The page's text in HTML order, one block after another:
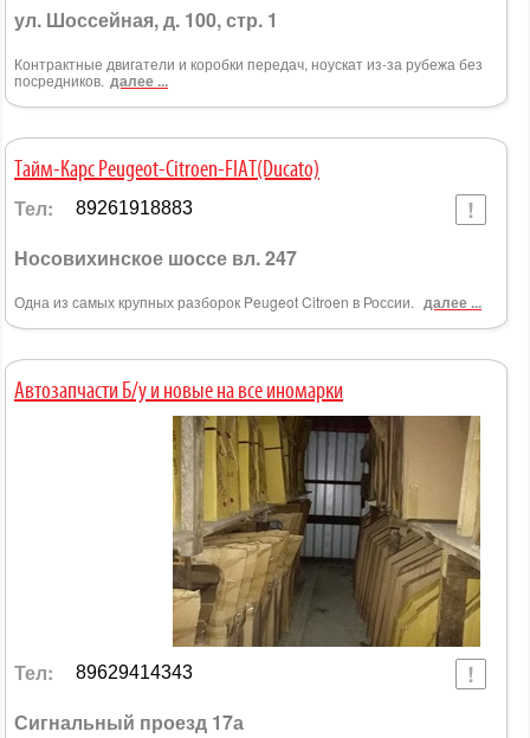
ул. Шоссейная, д. 100, стр. 1
Контрактные двигатели и коробки передач, ноускат из-за рубежа без
посредников. далее ...
Тайм-Карс Peugeot-Citroen-FIAT(Ducato)
Тел: 89261918883
Носовихинское шоссе вл. 247
Одна из самых крупных разборок Peugeot Citroen в России. далее ...
Автозапчасти Б/у и новые на все иномарки
Тел: 89629414343
Сигнальный проезд 17а